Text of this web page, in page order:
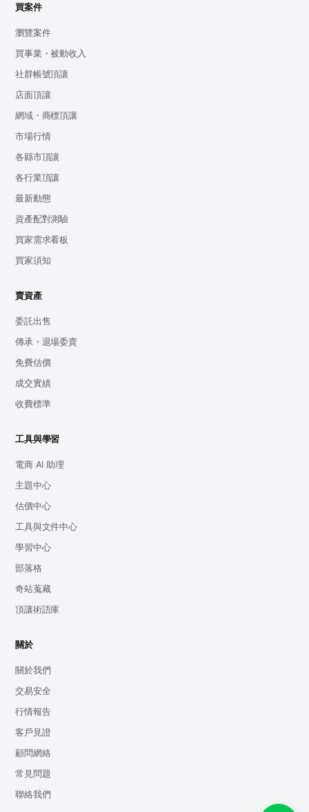
買案件
瀏覽案件
買事業・被動收入
社群帳號頂讓
店面頂讓
網域・商標頂讓
市場行情
各縣市頂讓
各行業頂讓
最新動態
資產配對測驗
買家需求看板
買家須知
賣資產
委託出售
傳承・退場委賣
免費估價
成交實績
收費標準
工具與學習
電商 AI 助理
主題中心
估價中心
工具與文件中心
學習中心
部落格
奇站蒐藏
頂讓術語庫
關於
關於我們
交易安全
行情報告
客戶見證
顧問網絡
常見問題
聯絡我們